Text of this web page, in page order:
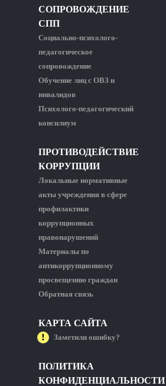
СОПРОВОЖДЕНИЕ
СПП
Социально-психолого-
педагогическое
сопровождение
Обучение лиц с ОВЗ и
инвалидов
Психолого-педагогический
консилиум
ПРОТИВОДЕЙСТВИЕ
КОРРУПЦИИ
Локальные нормативные
акты учреждения в сфере
профилактики
коррупционных
правонарушений
Материалы по
антикоррупционному
просвещению граждан
Обратная связь
КАРТА САЙТА
Заметили ошибку?
ПОЛИТИКА
КОНФИДЕНЦИАЛЬНОСТИ